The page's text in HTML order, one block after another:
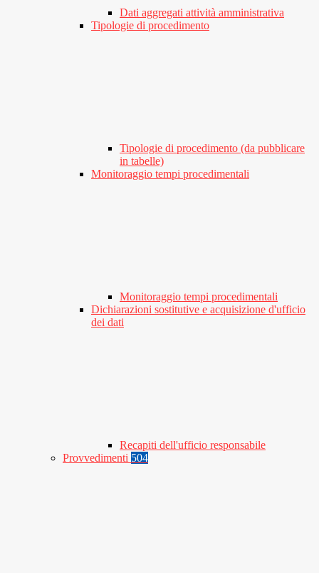
Dati aggregati attività amministrativa
Tipologie di procedimento
Tipologie di procedimento (da pubblicare
in tabelle)
Monitoraggio tempi procedimentali
Monitoraggio tempi procedimentali
Dichiarazioni sostitutive e acquisizione d'ufficio
dei dati
Recapiti dell'ufficio responsabile
Provvedimenti 504